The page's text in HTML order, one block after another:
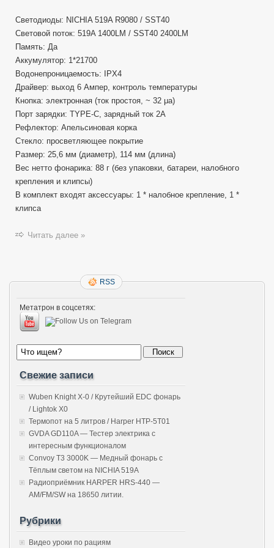
Светодиоды: NICHIA 519A R9080 / SST40
Световой поток: 519A 1400LM / SST40 2400LM
Память: Да
Аккумулятор: 1*21700
Водонепроницаемость: IPX4
Драйвер: выход 6 Ампер, контроль температуры
Кнопка: электронная (ток простоя, ~ 32 μa)
Порт зарядки: TYPE-C, зарядный ток 2A
Рефлектор: Апельсиновая корка
Стекло: просветляющее покрытие
Размер: 25,6 мм (диаметр), 114 мм (длина)
Вес нетто фонарика: 88 г (без упаковки, батареи, налобного
крепления и клипсы)
В комплект входят аксессуары: 1 * налобное крепление, 1 *
клипса
Читать далее »
RSS
Метатрон в соцсетях:
Свежие записи
Wuben Knight X-0 / Крутейший EDC фонарь
/ Lightok X0
Термопот на 5 литров / Harper HTP-5T01
GVDA GD110A — Тестер электрика с
интересным функционалом
Convoy T3 3000K — Медный фонарь с
Тёплым светом на NICHIA 519A
Радиоприёмник HARPER HRS-440 —
AM/FM/SW на 18650 литии.
Рубрики
Видео уроки по рациям